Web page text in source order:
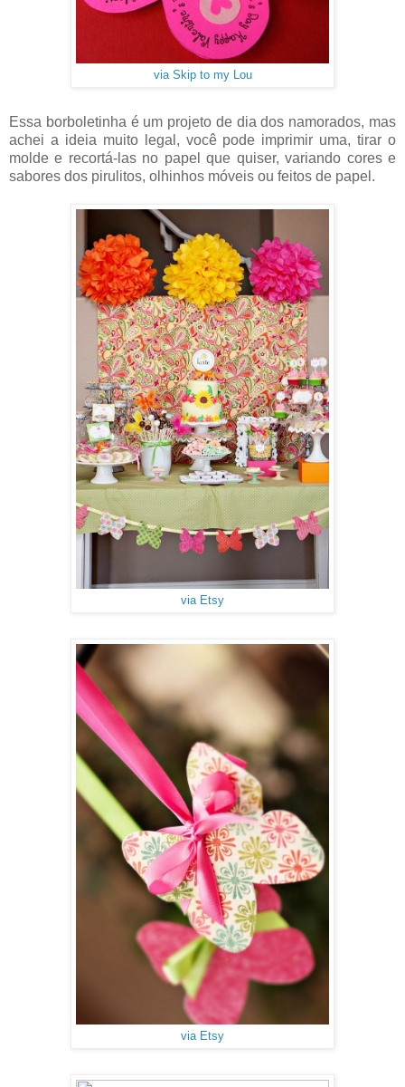
via Skip to my Lou
Essa borboletinha é um projeto de dia dos namorados, mas
achei a ideia muito legal, você pode imprimir uma, tirar o
molde e recortá-las no papel que quiser, variando cores e
sabores dos pirulitos, olhinhos móveis ou feitos de papel.
via Etsy
via Etsy